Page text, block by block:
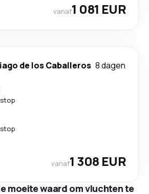
vanaf1 081 EUR
de los Caballeros 8 dagen
stop
stop
vanaf1 308 EUR
moeite waard om vluchten te